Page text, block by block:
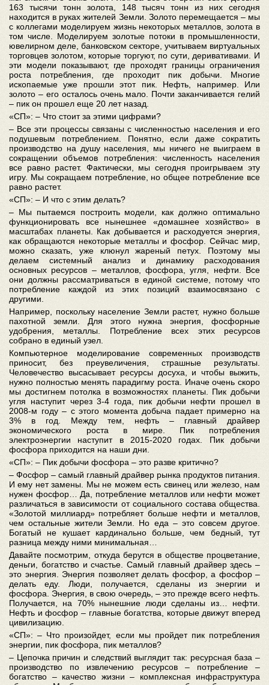
163 тысячи тонн золота, 148 тысяч тонн из них сегодня
находится в руках жителей Земли. Золото перемещается – мы
с коллегами моделируем жизнь некоторых металлов, золота в
том числе. Моделируем золотые потоки в промышленности,
ювелирном деле, банковском секторе, учитываем виртуальных
торговцев золотом, которые торгуют, по сути, деривативами. И
эти модели показывают, где проходят границы ограничения
роста потребления, где проходит пик добычи. Многие
ископаемые уже прошли этот пик. Нефть, например. Или
золото – его осталось очень мало. Почти заканчивается гелий
– пик он прошел еще 20 лет назад.
«СП»: – Что стоит за этими цифрами?
– Все эти процессы связаны с численностью населения и его
подушевым потреблением. Понятно, если даже сократить
производство на душу населения, мы ничего не выиграем в
сокращении объемов потребления: численность населения
все равно растет. Фактически, мы сегодня проигрываем эту
игру. Мы сокращаем потребление, но общее потребление все
равно растет.
«СП»: – И что с этим делать?
– Мы пытаемся построить модели, как должно оптимально
функционировать все нынешнее «домашнее хозяйство» в
масштабах планеты. Как добывается и расходуется энергия,
как обращаются некоторые металлы и фосфор. Сейчас мир,
можно сказать, уже клюнул жареный петух. Поэтому мы
делаем системный анализ и динамику расходования
основных ресурсов – металлов, фосфора, угля, нефти. Все
они должны рассматриваться в единой системе, потому что
потребление каждой из этих позиций взаимосвязано с
другими.
Например, поскольку население Земли растет, нужно больше
пахотной земли. Для этого нужна энергия, фосфорные
удобрения, металлы. Потребление всех этих ресурсов
собрано в единый узел.
Компьютерное моделирование современных производств
приносит, без преувеличения, страшные результаты.
Человечество высасывает ресурсы досуха, и чтобы выжить,
нужно полностью менять парадигму роста. Иначе очень скоро
мы достигнем потолка в возможностях планеты. Пик добычи
угля наступит через 3-4 года, пик добычи нефти прошел в
2008-м году – с этого момента добыча падает примерно на
3% в год. Между тем, нефть – главный драйвер
экономического роста в мире. Пик потребления
электроэнергии наступит в 2015-2020 годах. Пик добычи
фосфора приходится на наши дни.
«СП»: – Пик добычи фосфора – это разве критично?
– Фосфор – самый главный драйвер рынка продуктов питания.
И ему нет замены. Мы не можем есть свинец или железо, нам
нужен фосфор… Да, потребление металлов или нефти может
различаться в зависимости от социального состава общества.
«Золотой миллиард» потребляет больше нефти и металлов,
чем остальные жители Земли. Но еда – это совсем другое.
Богатый не кушает кардинально больше, чем бедный, тут
разница между ними минимальная…
Давайте посмотрим, откуда берутся в обществе процветание,
деньги, богатство и счастье. Самый главный драйвер здесь –
это энергия. Энергия позволяет делать фосфор, а фосфор –
делать еду. Люди, получается, сделаны из энергии и
фосфора. Энергия, в свою очередь, – это прежде всего нефть.
Получается, на 70% нынешние люди сделаны из… нефти.
Нефть и фосфор – главные богатства, которые движут вперед
цивилизацию.
«СП»: – Что произойдет, если мы пройдет пик потребления
энергии, пик фосфора, пик металлов?
– Цепочка причин и следствий выглядит так: ресурсная база –
производство по извлечению ресурсов – потребление –
богатство – качество жизни – комплексная инфраструктура